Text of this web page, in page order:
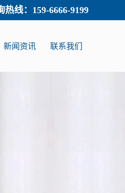
热线： 159-6666-9199
新闻资讯 联系我们